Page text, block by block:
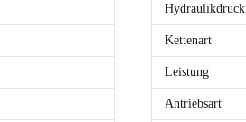
Hydraulikdruck
Kettenart
Leistung
Antriebsart